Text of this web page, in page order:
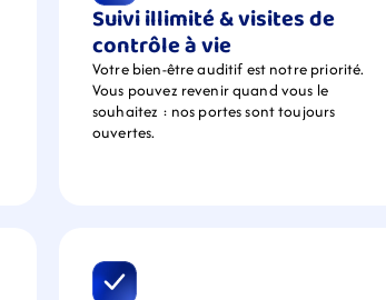
Suivi illimité & visites de
contrôle à vie
Votre bien-être auditif est notre priorité.
Vous pouvez revenir quand vous le
souhaitez : nos portes sont toujours
ouvertes.